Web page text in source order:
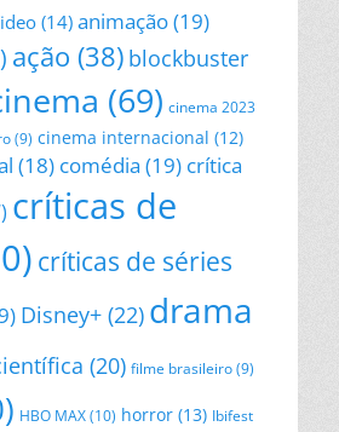
(14) animação(19)
ação (38) blockbuster
(69) cinema 2023
(9) cinema internacional (12)
(18) comédia (19) crítica
críticas de
críticas de séries
Disney+ (22) drama
(20) filme brasileiro (9)
HBO MAX(10) horror (13) Ibifest